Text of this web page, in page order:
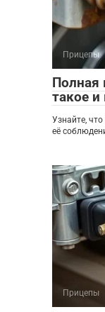
Прицепы
Полная
такое и
Узнайте,
её
Прицепы